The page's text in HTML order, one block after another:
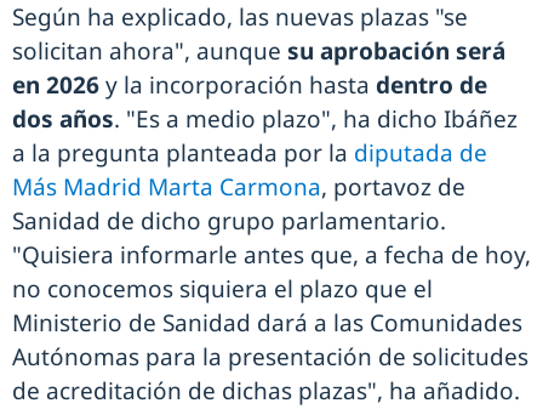
Según ha explicado, las nuevas plazas "se
solicitan ahora", aunque su aprobación será
en 2026y la incorporación hasta dentro de
dos años. "Es a medio plazo", ha dicho Ibáñez
a la pregunta planteada por la diputada de
Más Madrid Marta Carmona, portavoz de
Sanidad de dicho grupo parlamentario.
"Quisiera informarle antes que, a fecha de hoy,
no conocemos siquiera el plazo que el
Ministerio de Sanidad dará a las Comunidades
Autónomas para la presentación de solicitudes
de acreditación de dichas plazas", ha añadido.